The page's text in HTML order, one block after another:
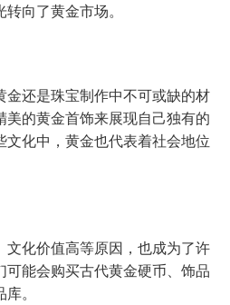
向了黄金市场。
金还是珠宝制作中不可或缺的材
的黄金首饰来展现自己独有的
化中，黄金也代表着社会地位
文化价值高等原因，也成为了许
能会购买古代黄金硬币、饰品
。